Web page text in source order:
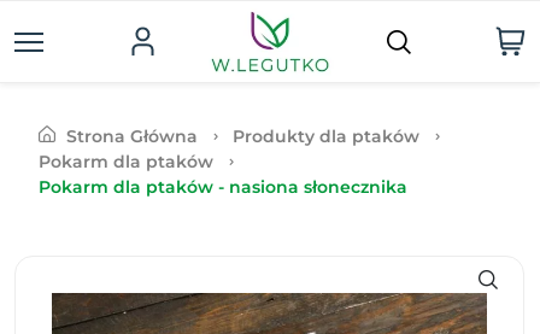
Strona Główna
Produkty dla ptaków
Pokarm dla ptaków
Pokarm dla ptaków - nasiona słonecznika